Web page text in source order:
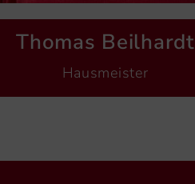
Thomas Beilhardt
Hausmeister